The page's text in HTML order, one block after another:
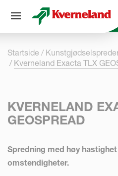
Startside
Kverneland Exacta TLX
KVERNELAND
GEOSPREAD
Spredning med høy
omstendigheter.
Panel for informasjonskapsler